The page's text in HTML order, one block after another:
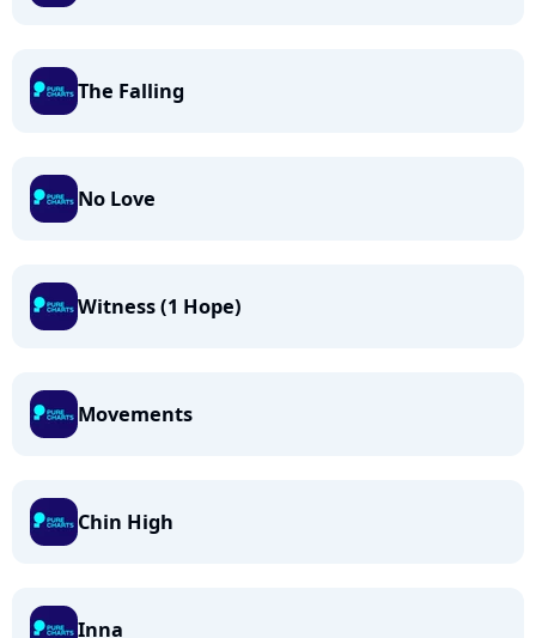
The Falling
No Love
Witness (1 Hope)
Movements
Chin High
Inna